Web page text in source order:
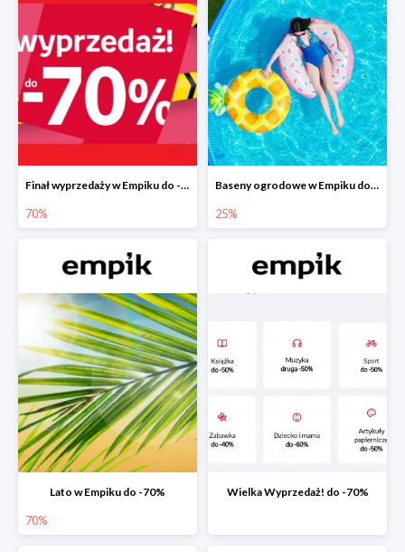
Finał wyprzedaży w Empiku do -70%
70%
Baseny ogrodowe w Empiku do -25%
25%
Lato w Empiku do -70%
70%
Wielka Wyprzedaż! do -70%